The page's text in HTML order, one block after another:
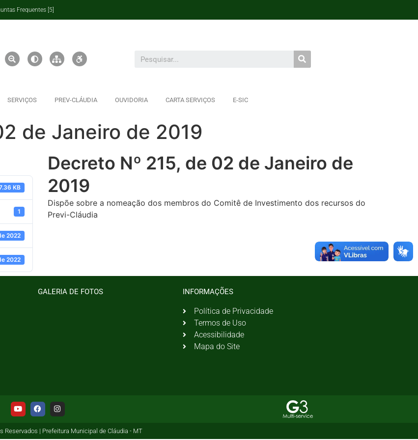
Frequentes [5]
SERVIÇOS PREV-CLÁUDIA OUVIDORIA CARTA SERVIÇOS E-SIC
de Janeiro de 2019
KB
1
2022
2022
Decreto Nº 215, de 02 de Janeiro de
2019
Dispõe sobre a nomeação dos membros do Comitê de Investimento dos recursos do
Previ-Cláudia
GALERIA DE FOTOS INFORMAÇÕES
Política de Privacidade
Termos de Uso
Acessibilidade
Mapa do Site
Reservados | Prefeitura Municipal de Cláudia - MT